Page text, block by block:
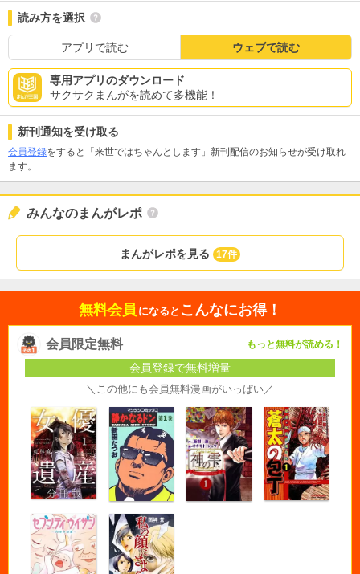
読み方を選択
アプリで読む ウェブで読む
専用アプリのダウンロード
サクサクまんがを読めて多機能！
新刊通知を受け取る
会員登録をすると「来世ではちゃんとします」新刊配信のお知らせが受け取れ
ます。
みんなのまんがレポ
まんがレポを見る 17件
無料会員 になると こんなにお得！
会員限定無料 もっと無料が読める！
会員登録で無料増量
＼この他にも会員無料漫画がいっぱい／